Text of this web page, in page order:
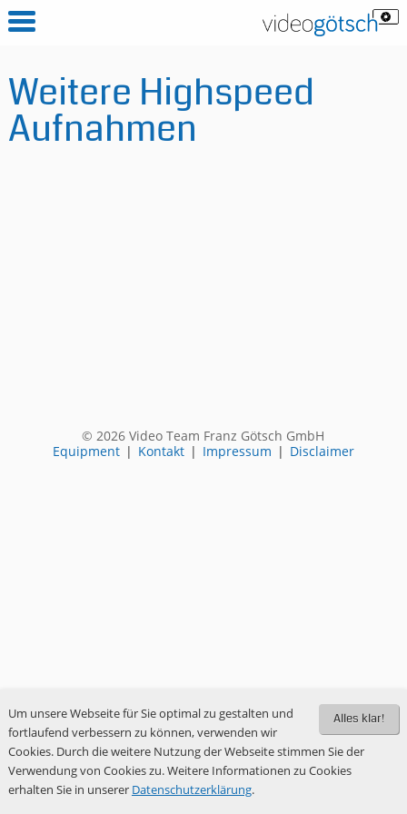
Weitere Highspeed
Aufnahmen
© 2026 Video Team Franz Götsch GmbH
Equipment | Kontakt | Impressum | Disclaimer
Alles klar!
Um unsere Webseite für Sie optimal zu gestalten und
fortlaufend verbessern zu können, verwenden wir
Cookies. Durch die weitere Nutzung der Webseite stimmen Sie der
Verwendung von Cookies zu. Weitere Informationen zu Cookies
erhalten Sie in unserer Datenschutzerklärung.